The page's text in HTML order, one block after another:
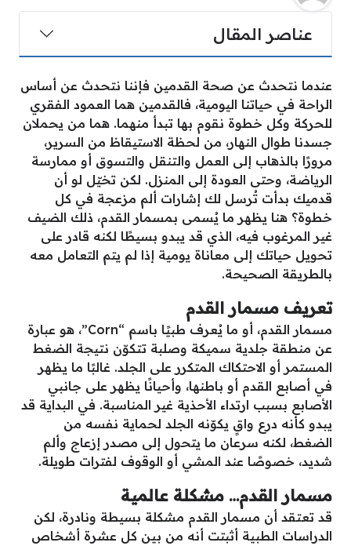
عناصر المقال
عندما نتحدث عن صحة القدمين فإننا نتحدث عن أساس
الراحة في حياتنا اليومية، فالقدمين هما العمود الفقري
للحركة وكل خطوة نقوم بها تبدأ منهما. هما من يحملان
جسدنا طوال النهار، من لحظة الاستيقاظ من السرير،
مرورًا بالذهاب إلى العمل والتنقل والتسوق أو ممارسة
الرياضة، وحتى العودة إلى المنزل. لكن تخيّل لو أن
قدميك بدأت تُرسل لك إشارات ألم مزعجة في كل
خطوة؟ هنا يظهر ما يُسمى بمسمار القدم، ذلك الضيف
غير المرغوب فيه، الذي قد يبدو بسيطًا لكنه قادر على
تحويل حياتك إلى معاناة يومية إذا لم يتم التعامل معه
بالطريقة الصحيحة.
تعريف مسمار القدم
مسمار القدم، أو ما يُعرف طبيًا باسم “Corn”، هو عبارة
عن منطقة جلدية سميكة وصلبة تتكوّن نتيجة الضغط
المستمر أو الاحتكاك المتكرر على الجلد. غالبًا ما يظهر
في أصابع القدم أو باطنها، وأحيانًا يظهر على جانبي
الأصابع بسبب ارتداء الأحذية غير المناسبة. في البداية قد
يبدو كأنه درع واقٍ يكوّنه الجلد لحماية نفسه من
الضغط، لكنه سرعان ما يتحول إلى مصدر إزعاج وألم
شديد، خصوصًا عند المشي أو الوقوف لفترات طويلة.
مسمار القدم… مشكلة عالمية
قد تعتقد أن مسمار القدم مشكلة بسيطة ونادرة، لكن
الدراسات الطبية أثبتت أنه من بين كل عشرة أشخاص